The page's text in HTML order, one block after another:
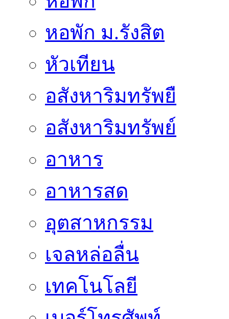
หอพัก ม.รังสิต
หัวเทียน
อสังหาริมทรัพยื
อสังหาริมทรัพย์
อาหาร
อาหารสด
อุตสาหกรรม
เจลหล่อลื่น
เทคโนโลยี